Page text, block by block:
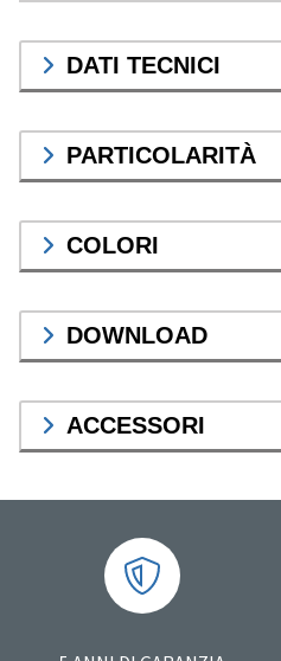
DATI TECNICI
PARTICOLARITÀ
COLORI
DOWNLOAD
ACCESSORI